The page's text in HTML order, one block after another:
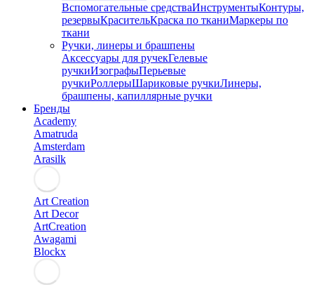
Вспомогательные средстваИнструментыКонтуры,
резервыКрасительКраска по тканиМаркеры по
ткани
Ручки, линеры и брашпены
Аксессуары для ручекГелевые
ручкиИзографыПерьевые
ручкиРоллерыШариковые ручкиЛинеры,
брашпены, капиллярные ручки
Бренды
Academy
Amatruda
Amsterdam
Arasilk
Art Creation
Art Decor
ArtCreation
Awagami
Blockx